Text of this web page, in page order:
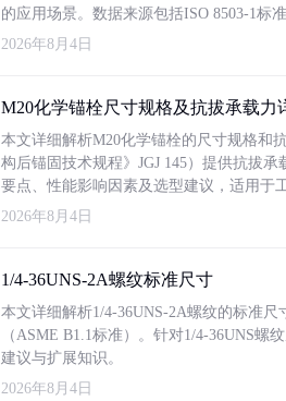
的应用场景。数据来源包括ISO 8503-1标
2026年8月4日
M20化学锚栓尺寸规格及抗拔承载力
本文详细解析M20化学锚栓的尺寸规格和
构后锚固技术规程》JGJ 145）提供抗拔
要点、性能影响因素及选型建议，适用于
2026年8月4日
1/4-36UNS-2A螺纹标准尺寸
本文详细解析1/4-36UNS-2A螺纹的标准
（ASME B1.1标准）。针对1/4-36UNS
建议与扩展知识。
2026年8月4日